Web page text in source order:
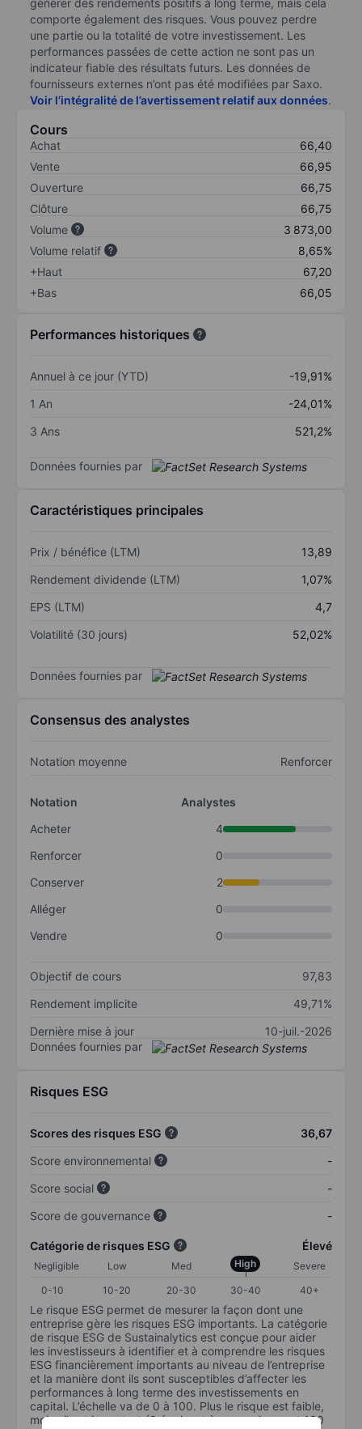
générer des rendements positifs à long terme, mais cela
comporte également des risques. Vous pouvez perdre
une partie ou la totalité de votre investissement. Les
performances passées de cette action ne sont pas un
indicateur fiable des résultats futurs. Les données de
fournisseurs externes n’ont pas été modifiées par Saxo.
Voir l’intégralité de l’avertissement relatif aux données.
Cours
Achat
66,40
Vente
66,95
Ouverture
66,75
Clôture
66,75
Volume
3 873,00
Volume relatif
8,65%
+Haut
67,20
+Bas
66,05
Performances historiques
Annuel à ce jour (YTD)
-19,91%
1 An
-24,01%
3 Ans
521,2%
Données fournies par
Caractéristiques principales
Prix / bénéfice (LTM)
13,89
Rendement dividende (LTM)
1,07%
EPS (LTM)
4,7
Volatilité (30 jours)
52,02%
Données fournies par
Consensus des analystes
Notation moyenne Renforcer
Notation
Analystes
Acheter
4
Renforcer
0
Conserver
2
Alléger
0
Vendre
0
Objectif de cours
97,83
Rendement implicite
49,71%
Dernière mise à jour
10-juil.-2026
Données fournies par
Risques ESG
Scores des risques ESG
36,67
Score environnemental
-
Score social
-
Score de gouvernance
-
Catégorie de risques ESG Élevé
Negligible Low Med High
Severe
0-10
10-20 20-30 30-40 40+
Le risque ESG permet de mesurer la façon dont une
entreprise gère les risques ESG importants. La catégorie
de risque ESG de Sustainalytics est conçue pour aider
les investisseurs à identifier et à comprendre les risques
ESG financièrement importants au niveau de l’entreprise
et la manière dont ils sont susceptibles d’affecter les
performances à long terme des investissements en
capital. L’échelle va de 0 à 100. Plus le risque est faible,
moins il est important (0 équivaut à aucun risque et 100